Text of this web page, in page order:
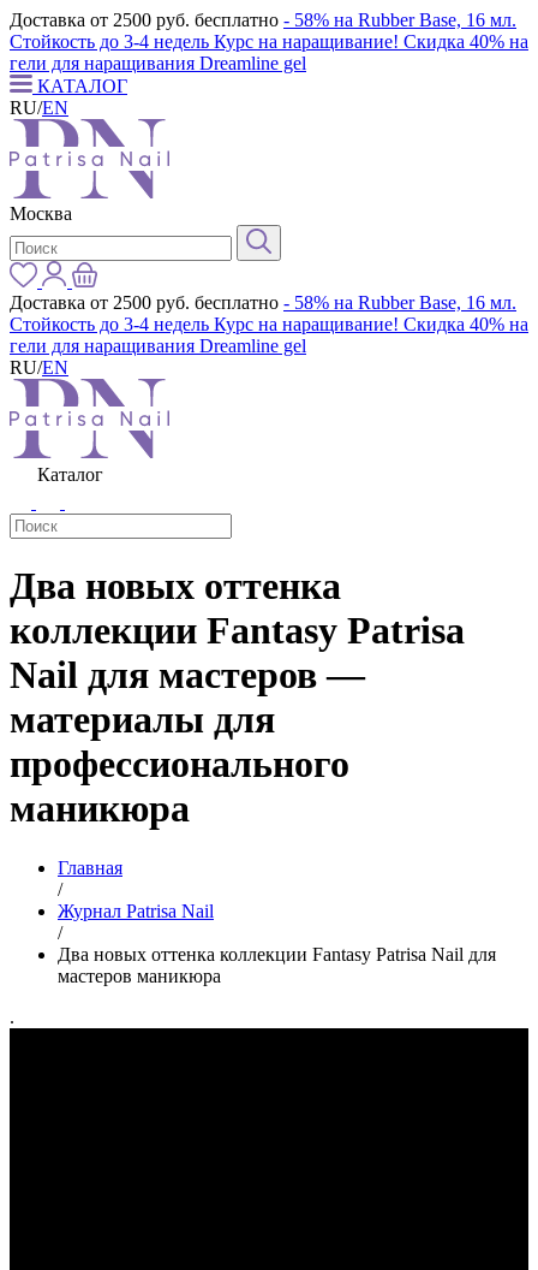
Доставка от 2500 руб. бесплатно - 58% на Rubber Base, 16 мл.
Стойкость до 3-4 недель Курс на наращивание! Скидка 40% на
гели для наращивания Dreamline gel
КАТАЛОГ
RU/EN
Москва
Доставка от 2500 руб. бесплатно - 58% на Rubber Base, 16 мл.
Стойкость до 3-4 недель Курс на наращивание! Скидка 40% на
гели для наращивания Dreamline gel
RU/EN
Каталог
Два новых оттенка
коллекции Fantasy Patrisa
Nail для мастеров —
материалы для
профессионального
маникюра
Главная
/
Журнал Patrisa Nail
/
Два новых оттенка коллекции Fantasy Patrisa Nail для
мастеров маникюра
.